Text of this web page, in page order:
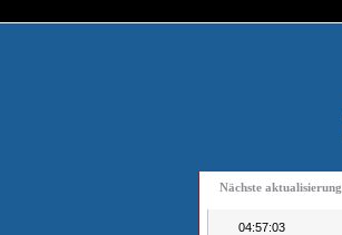
Nächste aktualisierung
04:57:03